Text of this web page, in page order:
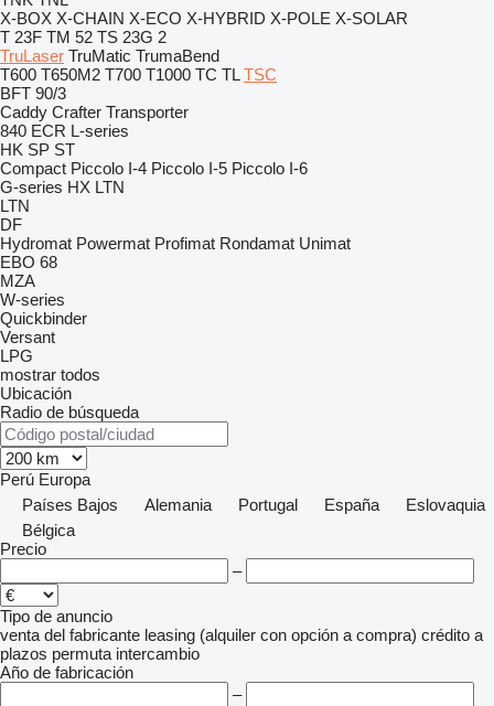
X-BOX X-CHAIN X-ECO X-HYBRID X-POLE X-SOLAR
T 23F TM 52 TS 23G 2
TruLaser TruMatic TrumaBend
T600 T650M2 T700 T1000 TC TL TSC
BFT 90/3
Caddy Crafter Transporter
840 ECR L-series
HK SP ST
Compact Piccolo I-4 Piccolo I-5 Piccolo I-6
G-series HX LTN
LTN
DF
Hydromat Powermat Profimat Rondamat Unimat
EBO 68
MZA
W-series
Quickbinder
Versant
LPG
mostrar todos
Ubicación
Radio de búsqueda
Perú Europa
Países Bajos
Alemania Portugal España
Eslovaquia
Bélgica
Precio
–
Tipo de anuncio
venta del fabricante leasing (alquiler con opción a compra) crédito a
plazos permuta intercambio
Año de fabricación
–